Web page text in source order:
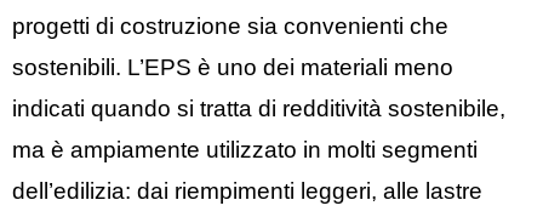
progetti di costruzione sia convenienti che
sostenibili. L’EPS è uno dei materiali meno
indicati quando si tratta di redditività sostenibile,
ma è ampiamente utilizzato in molti segmenti
dell’edilizia: dai riempimenti leggeri, alle lastre